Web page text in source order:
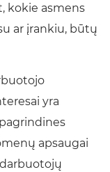
kokie asmens
ar įrankiu, būtų
yra
apsaugai